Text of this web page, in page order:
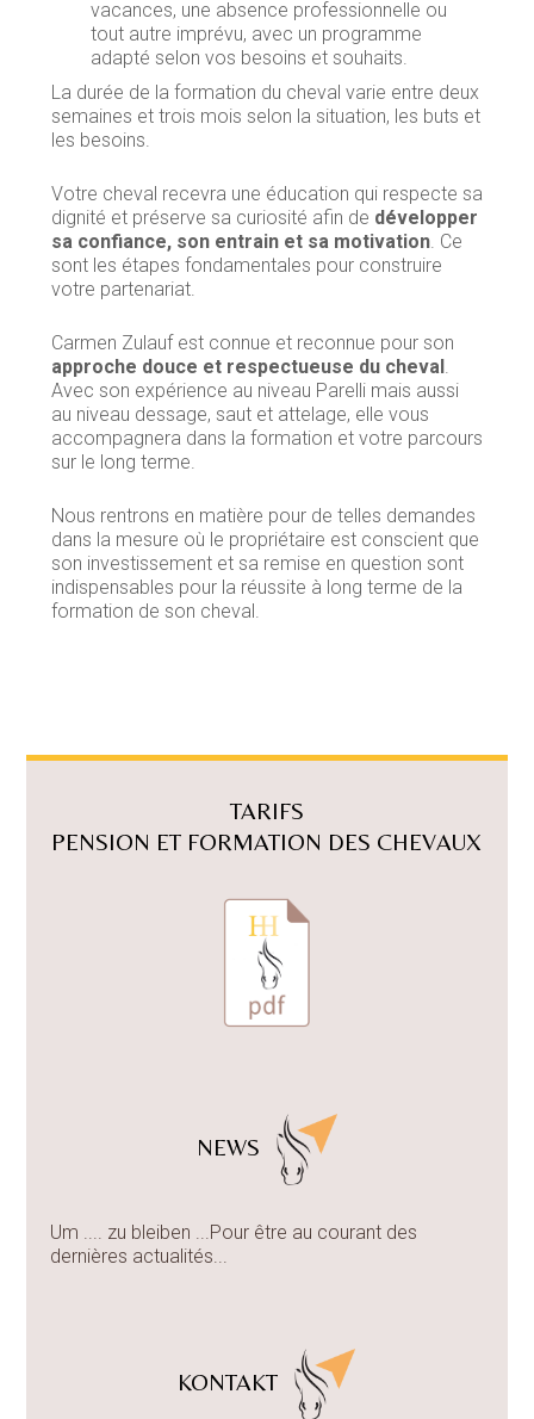
vacances, une absence professionnelle ou
tout autre imprévu, avec un programme
adapté selon vos besoins et souhaits.
La durée de la formation du cheval varie entre deux
semaines et trois mois selon la situation, les buts et
les besoins.
Votre cheval recevra une éducation qui respecte sa
dignité et préserve sa curiosité afin de développer
sa confiance, son entrain et sa motivation. Ce
sont les étapes fondamentales pour construire
votre partenariat.
Carmen Zulauf est connue et reconnue pour son
approche douce et respectueuse du cheval.
Avec son expérience au niveau Parelli mais aussi
au niveau dessage, saut et attelage, elle vous
accompagnera dans la formation et votre parcours
sur le long terme.
Nous rentrons en matière pour de telles demandes
dans la mesure où le propriétaire est conscient que
son investissement et sa remise en question sont
indispensables pour la réussite à long terme de la
formation de son cheval.
TARIFS
PENSION ET FORMATION DES CHEVAUX
NEWS
Um .... zu bleiben ...Pour être au courant des
dernières actualités...
KONTAKT